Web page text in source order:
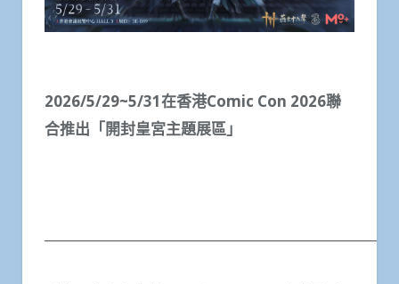
2026/5/29~5/31在香港Comic Con 2026聯
合推出 「開封皇宮主題展區」